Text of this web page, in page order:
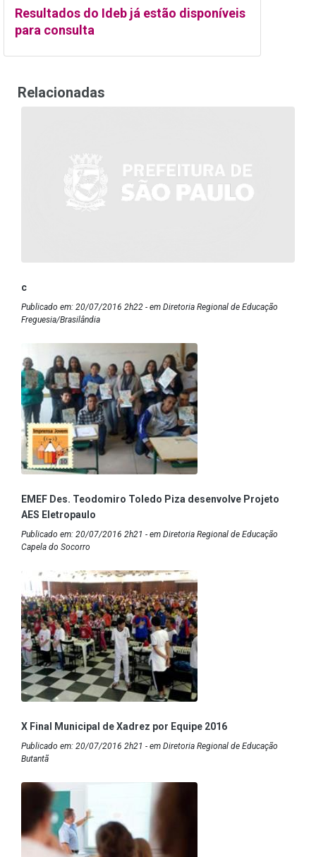
Resultados do Ideb já estão disponíveis
para consulta
Relacionadas
c
Publicado em: 20/07/2016 2h22 - em Diretoria Regional de Educação
Freguesia/Brasilândia
EMEF Des. Teodomiro Toledo Piza desenvolve Projeto
AES Eletropaulo
Publicado em: 20/07/2016 2h21 - em Diretoria Regional de Educação
Capela do Socorro
X Final Municipal de Xadrez por Equipe 2016
Publicado em: 20/07/2016 2h21 - em Diretoria Regional de Educação
Butantã